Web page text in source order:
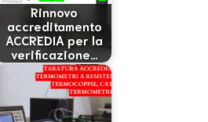
Rinnovo
accreditamento
ACCREDIA per la
verificazione…